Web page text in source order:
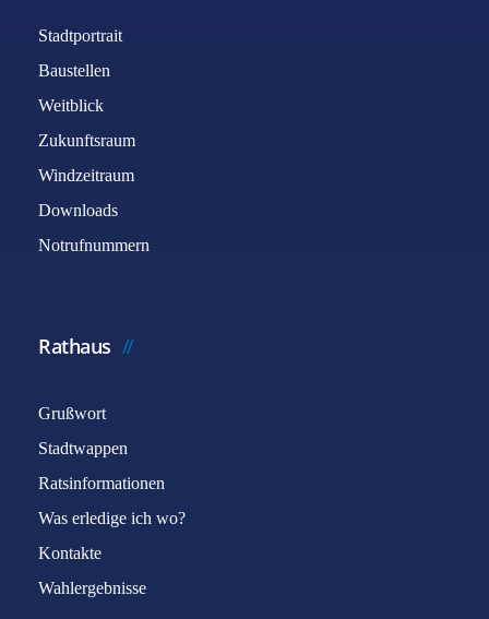
Stadtportrait
Baustellen
Weitblick
Zukunftsraum
Windzeitraum
Downloads
Notrufnummern
Rathaus
Grußwort
Stadtwappen
Ratsinformationen
Was erledige ich wo?
Kontakte
Wahlergebnisse